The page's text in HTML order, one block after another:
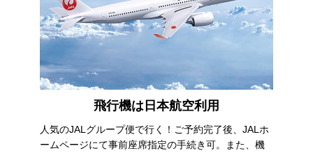
飛行機は日本航空利用
人気のJALグループ便で行く！ご予約完了後、JALホ
ームページにて事前座席指定の手続き可。また、機